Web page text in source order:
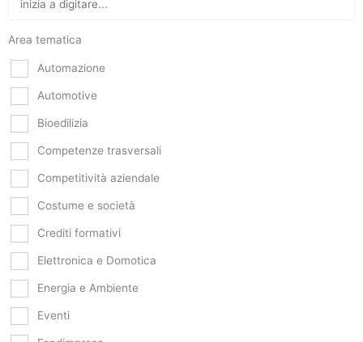
Area tematica
Automazione
Automotive
Bioedilizia
Competenze trasversali
Competitività aziendale
Costume e società
Crediti formativi
Elettronica e Domotica
Energia e Ambiente
Eventi